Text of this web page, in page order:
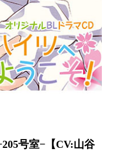
号室−【CV:山谷